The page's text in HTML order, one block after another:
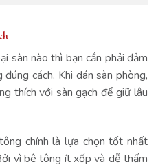
sàn nào thì bạn cần phải đảm
cách. Khi dán sàn phòng,
thích với sàn gạch để giữ lâu
chính là lựa chọn tốt nhất
vì bê tông ít xốp và dễ thấm